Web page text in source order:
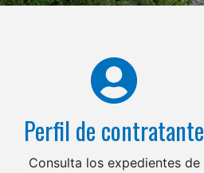
Perfil de contratante
Consulta los expedientes de